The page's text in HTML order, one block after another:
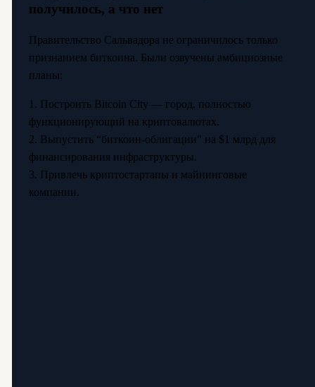
получилось, а что нет
Правительство Сальвадора не ограничилось только
признанием биткоина. Были озвучены амбициозные
планы:
1. Построить Bitcoin City — город, полностью
функционирующий на криптовалютах.
2. Выпустить “биткоин-облигации” на $1 млрд для
финансирования инфраструктуры.
3. Привлечь криптостартапы и майнинговые
компании.